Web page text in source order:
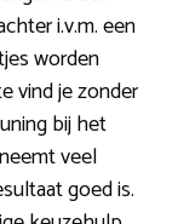
i.v.m. een
worden
vind je zonder
bij het
veel
goed is.